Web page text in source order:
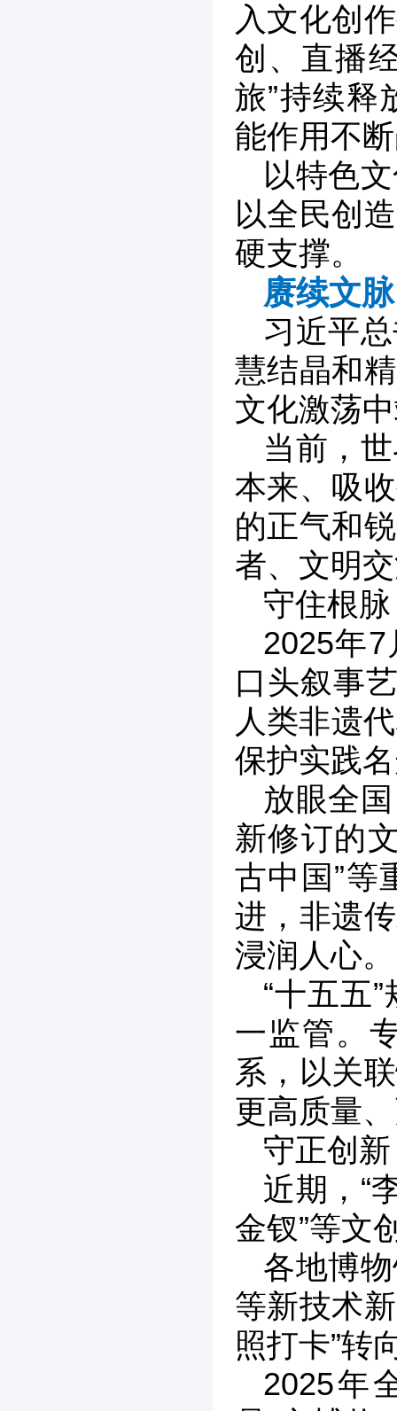
入文化创
创、直播
旅”持续释
能作用不
以特色
以全民创
硬支撑。
赓续文
习近平
慧结晶和
文化激荡
当前，
本来、吸
的正气和
者、文明
守住根
2025年7
口头叙事
人类非遗
保护实践
放眼全
新修订的
古中国”等
进，非遗
浸润人心。
“十五五
一监管。
系，以关
更高质量
守正创
近期，“
金钗”等文
各地博
等新技术
照打卡”转
2025年